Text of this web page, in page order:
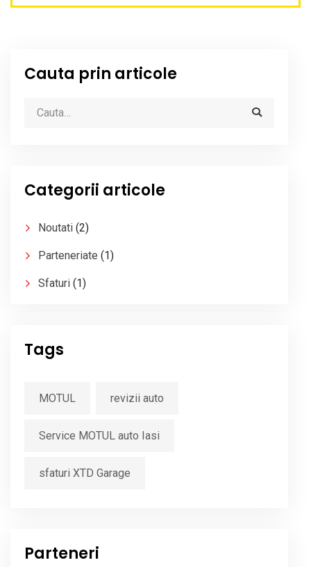
Cauta prin articole
Categorii articole
Noutati (2)
Parteneriate (1)
Sfaturi (1)
Tags
MOTUL revizii auto
Service MOTUL auto Iasi
sfaturi XTD Garage
Parteneri